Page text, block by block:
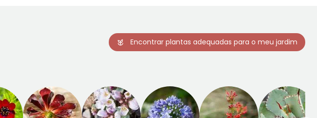
Encontrar plantas adequadas para o meu jardim